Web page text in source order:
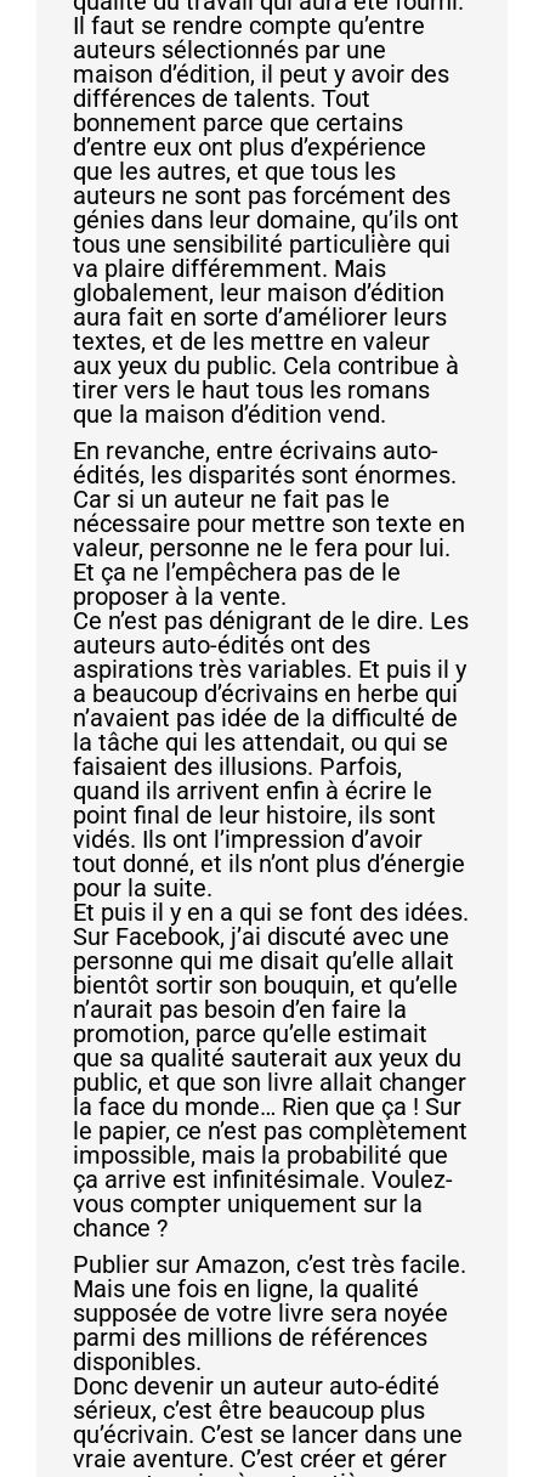
Il faut se rendre compte qu’entre
auteurs sélectionnés par une
maison d’édition, il peut y avoir des
différences de talents. Tout
bonnement parce que certains
d’entre eux ont plus d’expérience
que les autres, et que tous les
auteurs ne sont pas forcément des
génies dans leur domaine, qu’ils ont
tous une sensibilité particulière qui
va plaire différemment. Mais
globalement, leur maison d’édition
aura fait en sorte d’améliorer leurs
textes, et de les mettre en valeur
aux yeux du public. Cela contribue à
tirer vers le haut tous les romans
que la maison d’édition vend.
En revanche, entre écrivains auto-
édités, les disparités sont énormes.
Car si un auteur ne fait pas le
nécessaire pour mettre son texte en
valeur, personne ne le fera pour lui.
Et ça ne l’empêchera pas de le
proposer à la vente.
Ce n’est pas dénigrant de le dire. Les
auteurs auto-édités ont des
aspirations très variables. Et puis il y
a beaucoup d’écrivains en herbe qui
n’avaient pas idée de la difficulté de
la tâche qui les attendait, ou qui se
faisaient des illusions. Parfois,
quand ils arrivent enfin à écrire le
point final de leur histoire, ils sont
vidés. Ils ont l’impression d’avoir
tout donné, et ils n’ont plus d’énergie
pour la suite.
Et puis il y en a qui se font des idées.
Sur Facebook, j’ai discuté avec une
personne qui me disait qu’elle allait
bientôt sortir son bouquin, et qu’elle
n’aurait pas besoin d’en faire la
promotion, parce qu’elle estimait
que sa qualité sauterait aux yeux du
public, et que son livre allait changer
la face du monde… Rien que ça ! Sur
le papier, ce n’est pas complètement
impossible, mais la probabilité que
ça arrive est infinitésimale. Voulez-
vous compter uniquement sur la
chance ?
Publier sur Amazon, c’est très facile.
Mais une fois en ligne, la qualité
supposée de votre livre sera noyée
parmi des millions de références
disponibles.
Donc devenir un auteur auto-édité
sérieux, c’est être beaucoup plus
qu’écrivain. C’est se lancer dans une
vraie aventure. C’est créer et gérer